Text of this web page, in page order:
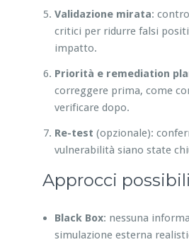
Validazione mirata:
critici per ridurre falsi
impatto.
Priorità e remediation
correggere prima, come
verificare dopo.
Re-test (opzionale):
vulnerabilità siano state
Approcci possibili
Black Box: nessuna
simulazione esterna